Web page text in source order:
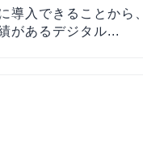
導入できることから
があるデジタル...